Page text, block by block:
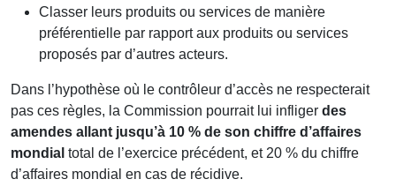
Classer leurs produits ou services de manière
préférentielle par rapport aux produits ou services
proposés par d’autres acteurs.
Dans l’hypothèse où le contrôleur d’accès ne respecterait
pas ces règles, la Commission pourrait lui infliger des
amendes allant jusqu’à 10 % de son chiffre d’affaires
mondial total de l’exercice précédent, et 20 % du chiffre
d’affaires mondial en cas de récidive.